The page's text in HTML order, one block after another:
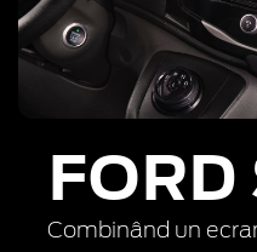
Combinând un